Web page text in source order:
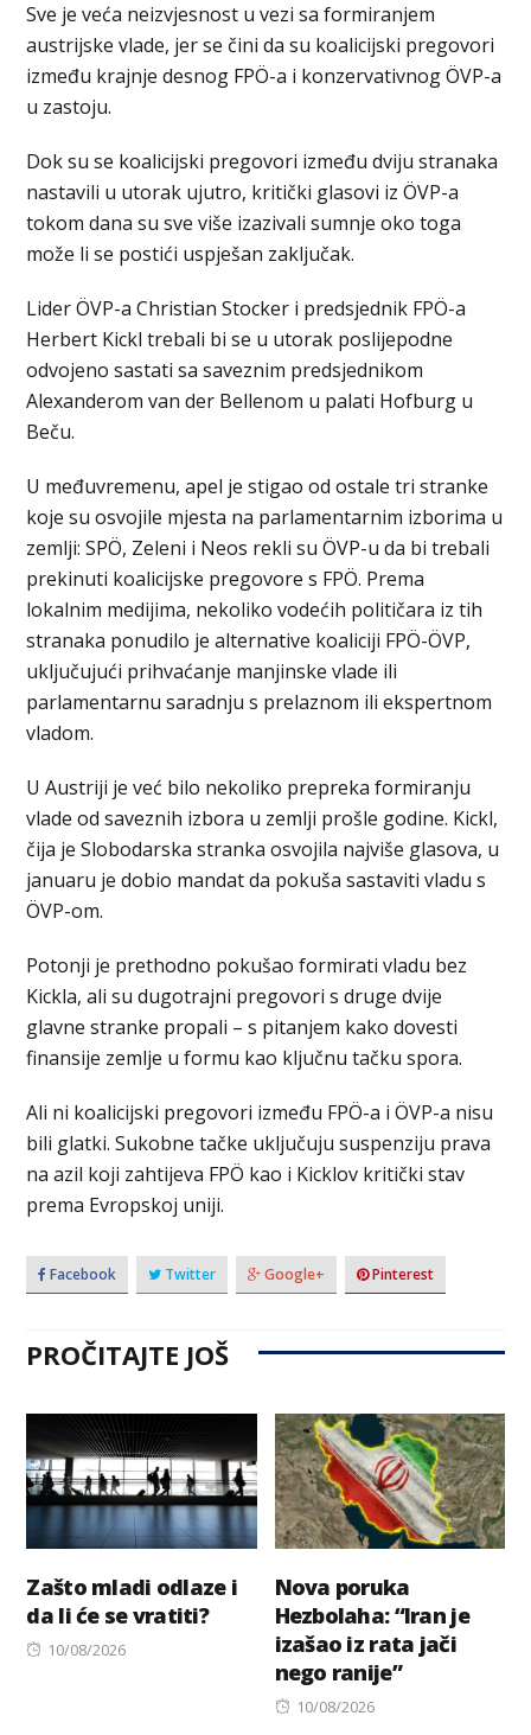
Sve je veća neizvjesnost u vezi sa formiranjem
austrijske vlade, jer se čini da su koalicijski pregovori
između krajnje desnog FPÖ-a i konzervativnog ÖVP-a
u zastoju.
Dok su se koalicijski pregovori između dviju stranaka
nastavili u utorak ujutro, kritički glasovi iz ÖVP-a
tokom dana su sve više izazivali sumnje oko toga
može li se postići uspješan zaključak.
Lider ÖVP-a Christian Stocker i predsjednik FPÖ-a
Herbert Kickl trebali bi se u utorak poslijepodne
odvojeno sastati sa saveznim predsjednikom
Alexanderom van der Bellenom u palati Hofburg u
Beču.
U međuvremenu, apel je stigao od ostale tri stranke
koje su osvojile mjesta na parlamentarnim izborima u
zemlji: SPÖ, Zeleni i Neos rekli su ÖVP-u da bi trebali
prekinuti koalicijske pregovore s FPÖ. Prema
lokalnim medijima, nekoliko vodećih političara iz tih
stranaka ponudilo je alternative koaliciji FPÖ-ÖVP,
uključujući prihvaćanje manjinske vlade ili
parlamentarnu saradnju s prelaznom ili ekspertnom
vladom.
U Austriji je već bilo nekoliko prepreka formiranju
vlade od saveznih izbora u zemlji prošle godine. Kickl,
čija je Slobodarska stranka osvojila najviše glasova, u
januaru je dobio mandat da pokuša sastaviti vladu s
ÖVP-om.
Potonji je prethodno pokušao formirati vladu bez
Kickla, ali su dugotrajni pregovori s druge dvije
glavne stranke propali – s pitanjem kako dovesti
finansije zemlje u formu kao ključnu tačku spora.
Ali ni koalicijski pregovori između FPÖ-a i ÖVP-a nisu
bili glatki. Sukobne tačke uključuju suspenziju prava
na azil koji zahtijeva FPÖ kao i Kicklov kritički stav
prema Evropskoj uniji.
Facebook Twitter Google+ Pinterest
PROČITAJTE JOŠ
Zašto mladi odlaze i
da li će se vratiti?
Posted
10/08/2026
Nova poruka
Hezbolaha: “Iran je
izašao iz rata jači
nego ranije”
Posted
10/08/2026